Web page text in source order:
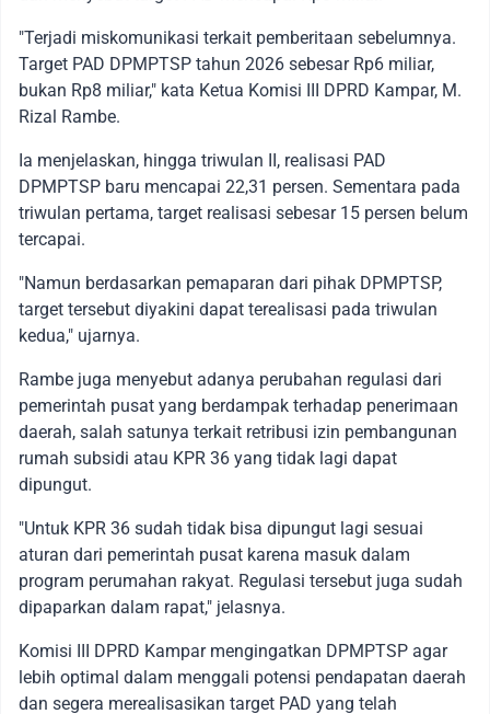
"Terjadi miskomunikasi terkait pemberitaan sebelumnya.
Target PAD DPMPTSP tahun 2026 sebesar Rp6 miliar,
bukan Rp8 miliar," kata Ketua Komisi III DPRD Kampar, M.
Rizal Rambe.
Ia menjelaskan, hingga triwulan II, realisasi PAD
DPMPTSP baru mencapai 22,31 persen. Sementara pada
triwulan pertama, target realisasi sebesar 15 persen belum
tercapai.
"Namun berdasarkan pemaparan dari pihak DPMPTSP,
target tersebut diyakini dapat terealisasi pada triwulan
kedua," ujarnya.
Rambe juga menyebut adanya perubahan regulasi dari
pemerintah pusat yang berdampak terhadap penerimaan
daerah, salah satunya terkait retribusi izin pembangunan
rumah subsidi atau KPR 36 yang tidak lagi dapat
dipungut.
"Untuk KPR 36 sudah tidak bisa dipungut lagi sesuai
aturan dari pemerintah pusat karena masuk dalam
program perumahan rakyat. Regulasi tersebut juga sudah
dipaparkan dalam rapat," jelasnya.
Komisi III DPRD Kampar mengingatkan DPMPTSP agar
lebih optimal dalam menggali potensi pendapatan daerah
dan segera merealisasikan target PAD yang telah